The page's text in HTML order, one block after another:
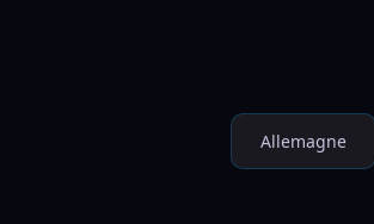
Allemagne